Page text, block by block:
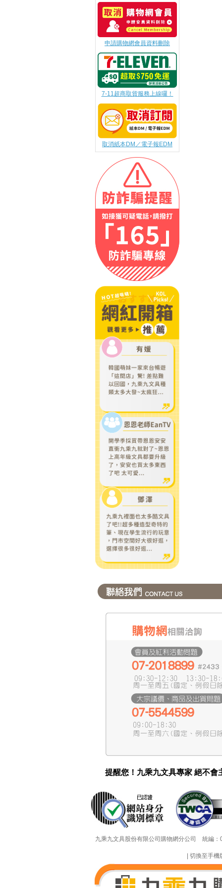
申請購物網會員資料刪除
7-11超商取貨服務上線囉！
取消紙本DM／電子報EDM
提醒您！九乘九文具專家 絕不
九乘九文具股份有限公司購物網分公司 統編
切換至手機